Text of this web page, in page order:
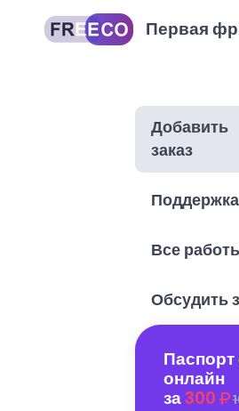
Первая
Добавить
заказ
Поддержка
Все
Обсудить
онлайн
за300